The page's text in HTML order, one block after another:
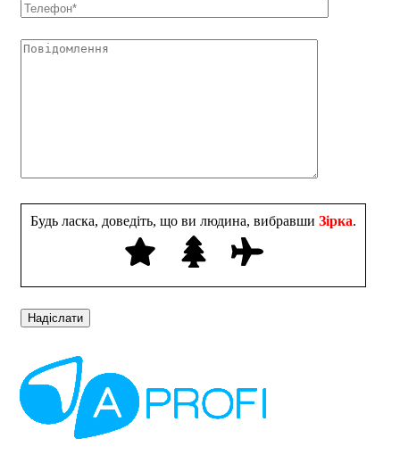
Будь ласка, доведіть, що ви людина, вибравши Зірка.